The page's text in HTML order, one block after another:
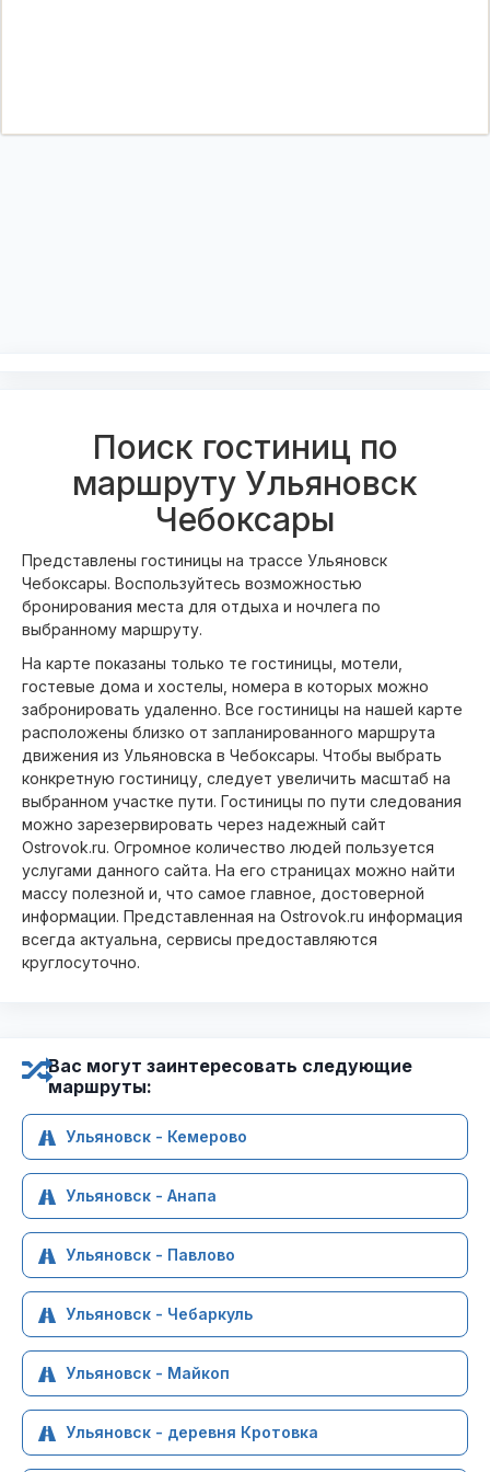
Поиск гостиниц по
маршруту Ульяновск
Чебоксары
Представлены гостиницы на трассе Ульяновск
Чебоксары. Воспользуйтесь возможностью
бронирования места для отдыха и ночлега по
выбранному маршруту.
На карте показаны только те гостиницы, мотели,
гостевые дома и хостелы, номера в которых можно
забронировать удаленно. Все гостиницы на нашей карте
расположены близко от запланированного маршрута
движения из Ульяновска в Чебоксары. Чтобы выбрать
конкретную гостиницу, следует увеличить масштаб на
выбранном участке пути. Гостиницы по пути следования
можно зарезервировать через надежный сайт
Ostrovok.ru. Огромное количество людей пользуется
услугами данного сайта. На его страницах можно найти
массу полезной и, что самое главное, достоверной
информации. Представленная на Ostrovok.ru информация
всегда актуальна, сервисы предоставляются
круглосуточно.
Вас могут заинтересовать следующие
маршруты:
Ульяновск - Кемерово
Ульяновск - Анапа
Ульяновск - Павлово
Ульяновск - Чебаркуль
Ульяновск - Майкоп
Ульяновск - деревня Кротовка